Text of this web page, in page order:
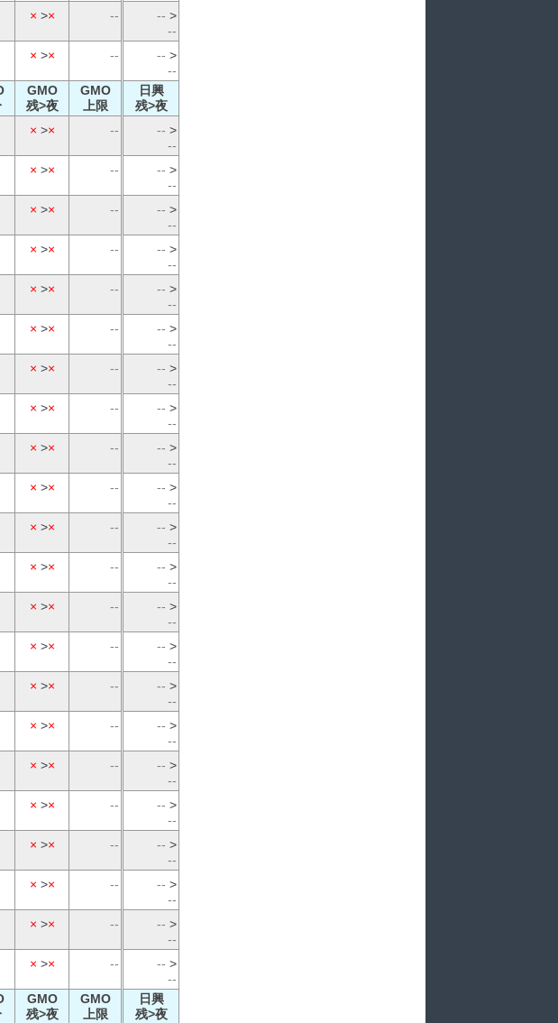
× >× -- -- >
--
× >× -- -- >
--
GMO
残>夜
GMO
上限
日興
残>夜
× >× -- -- >
--
× >× -- -- >
--
× >× -- -- >
--
× >× -- -- >
--
× >× -- -- >
--
× >× -- -- >
--
× >× -- -- >
--
× >× -- -- >
--
× >× -- -- >
--
× >× -- -- >
--
× >× -- -- >
--
× >× -- -- >
--
× >× -- -- >
--
× >× -- -- >
--
× >× -- -- >
--
× >× -- -- >
--
× >× -- -- >
--
× >× -- -- >
--
× >× -- -- >
--
× >× -- -- >
--
× >× -- -- >
--
× >× -- -- >
--
GMO
残>夜
GMO
上限
日興
残>夜